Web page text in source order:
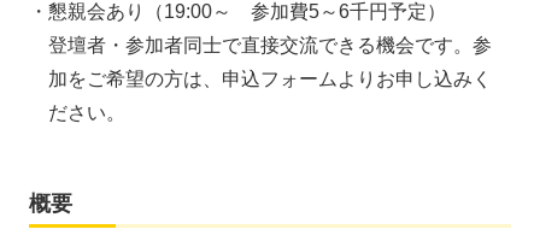
懇親会あり（19:00～ 参加費5～6千円予定）
登壇者・参加者同士で直接交流できる機会です。参
加をご希望の方は、申込フォームよりお申し込みく
ださい。
概要